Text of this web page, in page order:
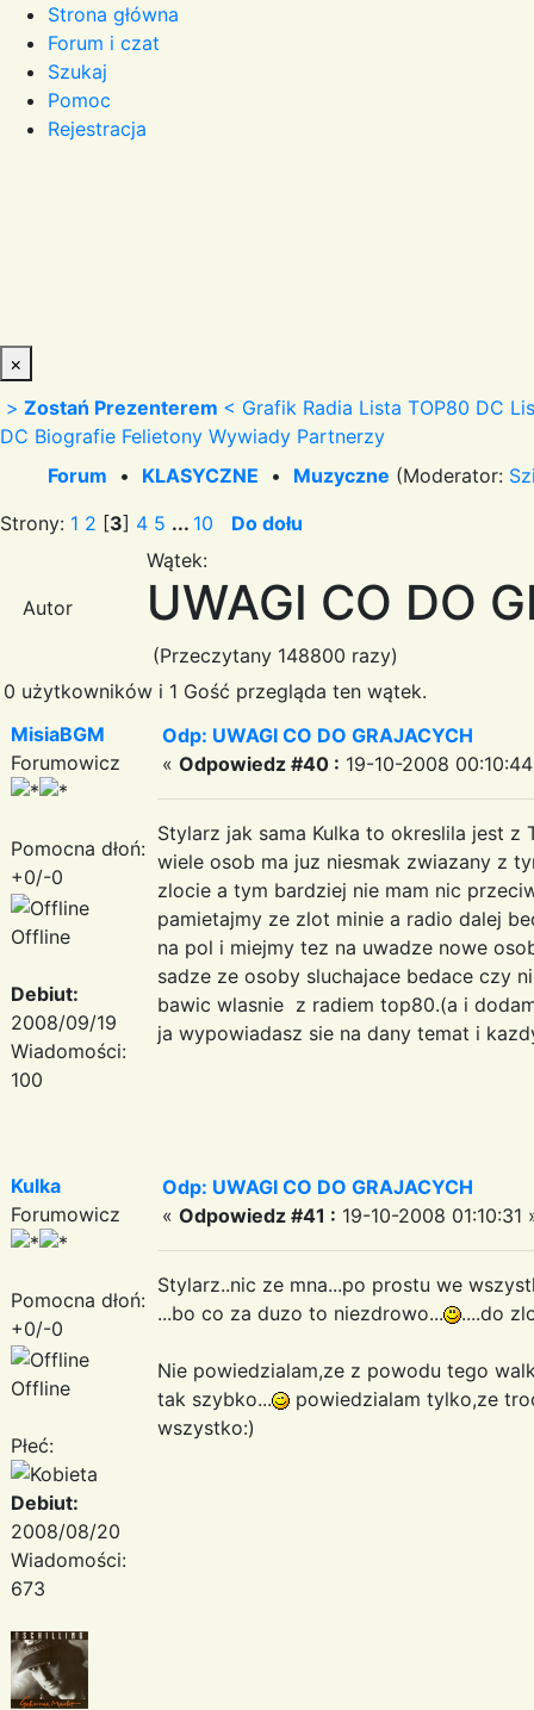
Strona główna
Forum i czat
Szukaj
Pomoc
Rejestracja
×
> Zostań Prezenterem < Grafik Radia Lista TOP80 DC
DC Biografie Felietony Wywiady Partnerzy
Forum • KLASYCZNE • Muzyczne (Moderator:
Strony: 1 2 [3] 4 5 ... 10 Do dołu
Autor
Wątek:
UWAGI CO DO
(Przeczytany 148800 razy)
0 użytkowników i 1 Gość przegląda ten wątek.
MisiaBGM
Forumowicz
Pomocna dłoń:
+0/-0
Offline
Debiut:
2008/09/19
Wiadomości:
100
Odp: UWAGI CO DO GRAJACYCH
« Odpowiedz #40 : 19-10-2008
Stylarz jak sama Kulka to okreslila jest
wiele osob ma juz niesmak zwiazany z
zlocie a tym bardziej nie mam nic
pamietajmy ze zlot minie a radio dalej
na pol i miejmy tez na uwadze nowe
sadze ze osoby sluchajace bedace czy
bawic wlasnie z radiem top80.(a i
ja wypowiadasz sie na dany temat i
Kulka
Forumowicz
Pomocna dłoń:
+0/-0
Offline
Płeć:
Debiut:
2008/08/20
Wiadomości:
673
Odp: UWAGI CO DO GRAJACYCH
« Odpowiedz #41 : 19-10-2008 01:10:31
Stylarz..nic ze mna...po prostu we
...bo co za duzo to niezdrowo...
....do
Nie powiedzialam,ze z powodu tego
tak szybko...
powiedzialam tylko,ze
wszystko:)